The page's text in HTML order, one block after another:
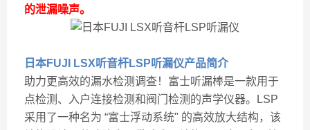
的泄漏噪声。
日本FUJI LSX听音杆LSP听漏仪产品简介
助力更高效的漏水检测调查！富士听漏棒是一款用于
点检测、入户连接检测和阀门检测的声学仪器。LSP
采用了一种名为 “富士浮动系统" 的高效放大结构，该